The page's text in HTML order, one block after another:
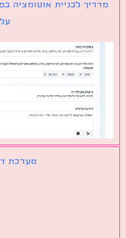
לבניית אוטומציה
על פי
מערכת דיוור